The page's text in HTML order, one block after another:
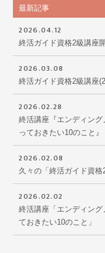
最新記事
2026.04.12
終活ガイド資格2級講座
2026.03.08
終活ガイド資格2級講座
2026.02.28
終活講座『エンディン
っておきたい10のこと』
2026.02.08
久々の「終活ガイド資格
2026.02.02
終活講座「エンディン
ておきたい10のこと」